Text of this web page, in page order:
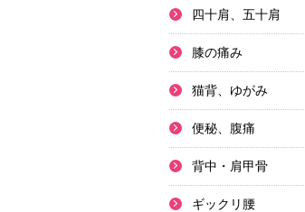
四十肩、五十肩
膝の痛み
猫背、ゆがみ
便秘、腹痛
背中・肩甲骨
ギックリ腰